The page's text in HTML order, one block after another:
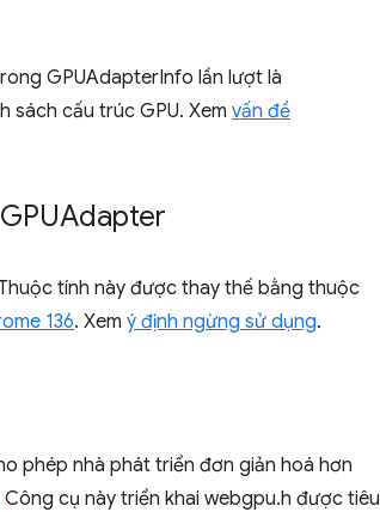
GPUAdapterInfo lần lượt là
sách cấu trúc GPU. Xem vấn đề
tính này được thay thế bằng thuộc
136. Xem ý định ngừng sử dụng.
phép nhà phát triển đơn giản hoá hơn
Công cụ này triển khai webgpu.h được tiêu